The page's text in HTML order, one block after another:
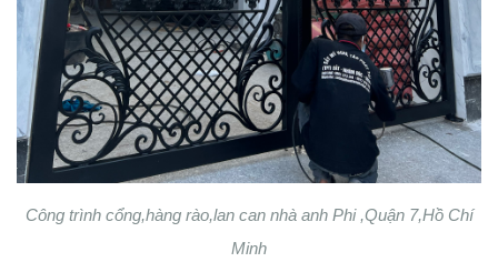
Công trình cổng,hàng rào,lan can nhà anh Phi ,Quận 7,Hồ Chí
Minh